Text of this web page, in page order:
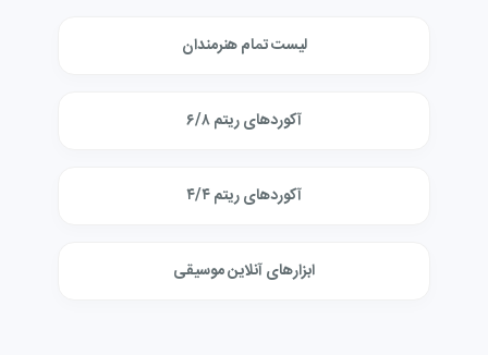
لیست تمام هنرمندان
آکوردهای ریتم ۶/۸
آکوردهای ریتم ۴/۴
ابزارهای آنلاین موسیقی